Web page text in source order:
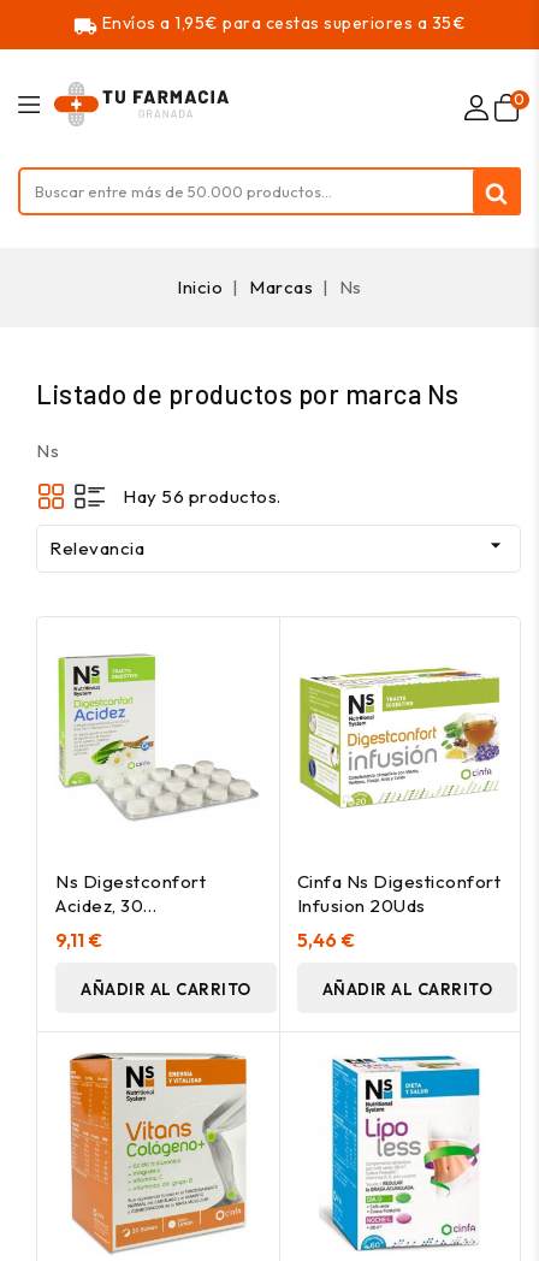
local_shipping Envíos a 1,95€ para cestas superiores a 35€
0
Inicio Marcas Ns
Listado de productos por marca Ns
Ns
Hay 56 productos.
Relevancia 
Ns Digestconfort
Acidez, 30
Comprimidos
9,11 €
AÑADIR AL CARRITO
Cinfa Ns Digesticonfort
Infusion 20Uds
5,46 €
AÑADIR AL CARRITO